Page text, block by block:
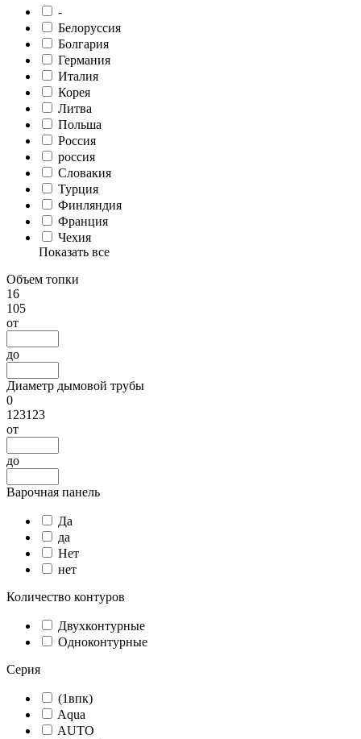
-
Белоруссия
Болгария
Германия
Италия
Корея
Литва
Польша
Россия
россия
Словакия
Турция
Финляндия
Франция
Чехия
Показать все
Объем топки
16
105
от
до
Диаметр дымовой трубы
0
123123
от
до
Варочная панель
Да
да
Нет
нет
Количество контуров
Двухконтурные
Одноконтурные
Серия
(1впк)
Aqua
AUTO